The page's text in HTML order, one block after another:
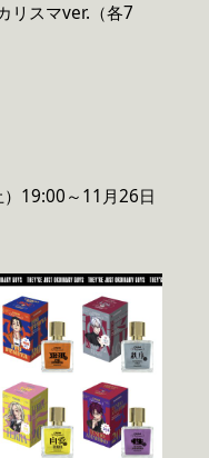
リスマver.（各7
19:00～11月26日